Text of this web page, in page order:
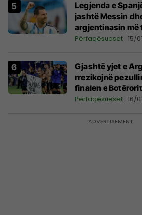
Legjenda e
jashtë Messin
argjentinasin më
Përfaqësueset 15/
Gjashtë yjet e
rrezikojnë
finalen e Botërorit
Përfaqësueset 16/